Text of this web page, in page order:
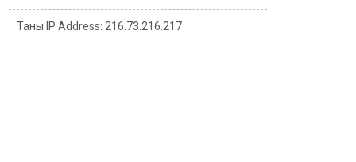
Таны IP Address: 216.73.216.217